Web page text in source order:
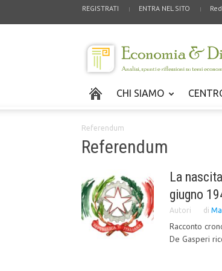
REGISTRATI ENTRA NEL SITO
CHI SIAMO
Referendum
Referendum
La
giugno
Autori di
Racconto
De Gasperi